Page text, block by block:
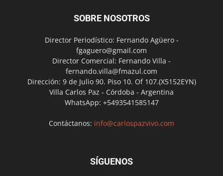
SOBRE NOSOTROS
Director Periodístico: Fernando Agüero -
fgaguero@gmail.com
Director Comercial: Fernando Villa -
fernando.villa@fmazul.com
Dirección: 9 de Julio 90. Piso 10. Of 107.(X5152EYN)
Villa Carlos Paz - Córdoba - Argentina
WhatsApp: +5493541585147
Contáctanos: info@carlospazvivo.com
SÍGUENOS